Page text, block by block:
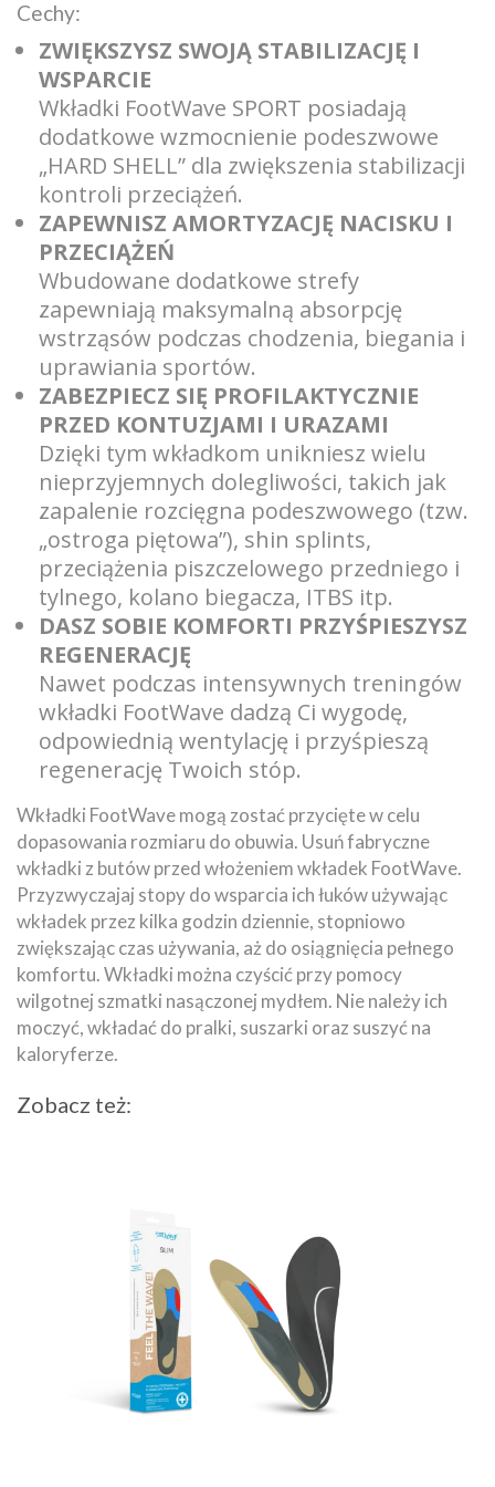
Cechy:
ZWIĘKSZYSZ SWOJĄ STABILIZACJĘ I
WSPARCIE
Wkładki FootWave SPORT posiadają
dodatkowe wzmocnienie podeszwowe
„HARD SHELL” dla zwiększenia stabilizacji
kontroli przeciążeń.
ZAPEWNISZ AMORTYZACJĘ NACISKU I
PRZECIĄŻEŃ
Wbudowane dodatkowe strefy
zapewniają maksymalną absorpcję
wstrząsów podczas chodzenia, biegania i
uprawiania sportów.
ZABEZPIECZ SIĘ PROFILAKTYCZNIE
PRZED KONTUZJAMI I URAZAMI
Dzięki tym wkładkom unikniesz wielu
nieprzyjemnych dolegliwości, takich jak
zapalenie rozcięgna podeszwowego (tzw.
„ostroga piętowa”), shin splints,
przeciążenia piszczelowego przedniego i
tylnego, kolano biegacza, ITBS itp.
DASZ SOBIE KOMFORTI PRZYŚPIESZYSZ
REGENERACJĘ
Nawet podczas intensywnych treningów
wkładki FootWave dadzą Ci wygodę,
odpowiednią wentylację i przyśpieszą
regenerację Twoich stóp.
Wkładki FootWave mogą zostać przycięte w celu
dopasowania rozmiaru do obuwia. Usuń fabryczne
wkładki z butów przed włożeniem wkładek FootWave.
Przyzwyczajaj stopy do wsparcia ich łuków używając
wkładek przez kilka godzin dziennie, stopniowo
zwiększając czas używania, aż do osiągnięcia pełnego
komfortu. Wkładki można czyścić przy pomocy
wilgotnej szmatki nasączonej mydłem. Nie należy ich
moczyć, wkładać do pralki, suszarki oraz suszyć na
kaloryferze.
Zobacz też: